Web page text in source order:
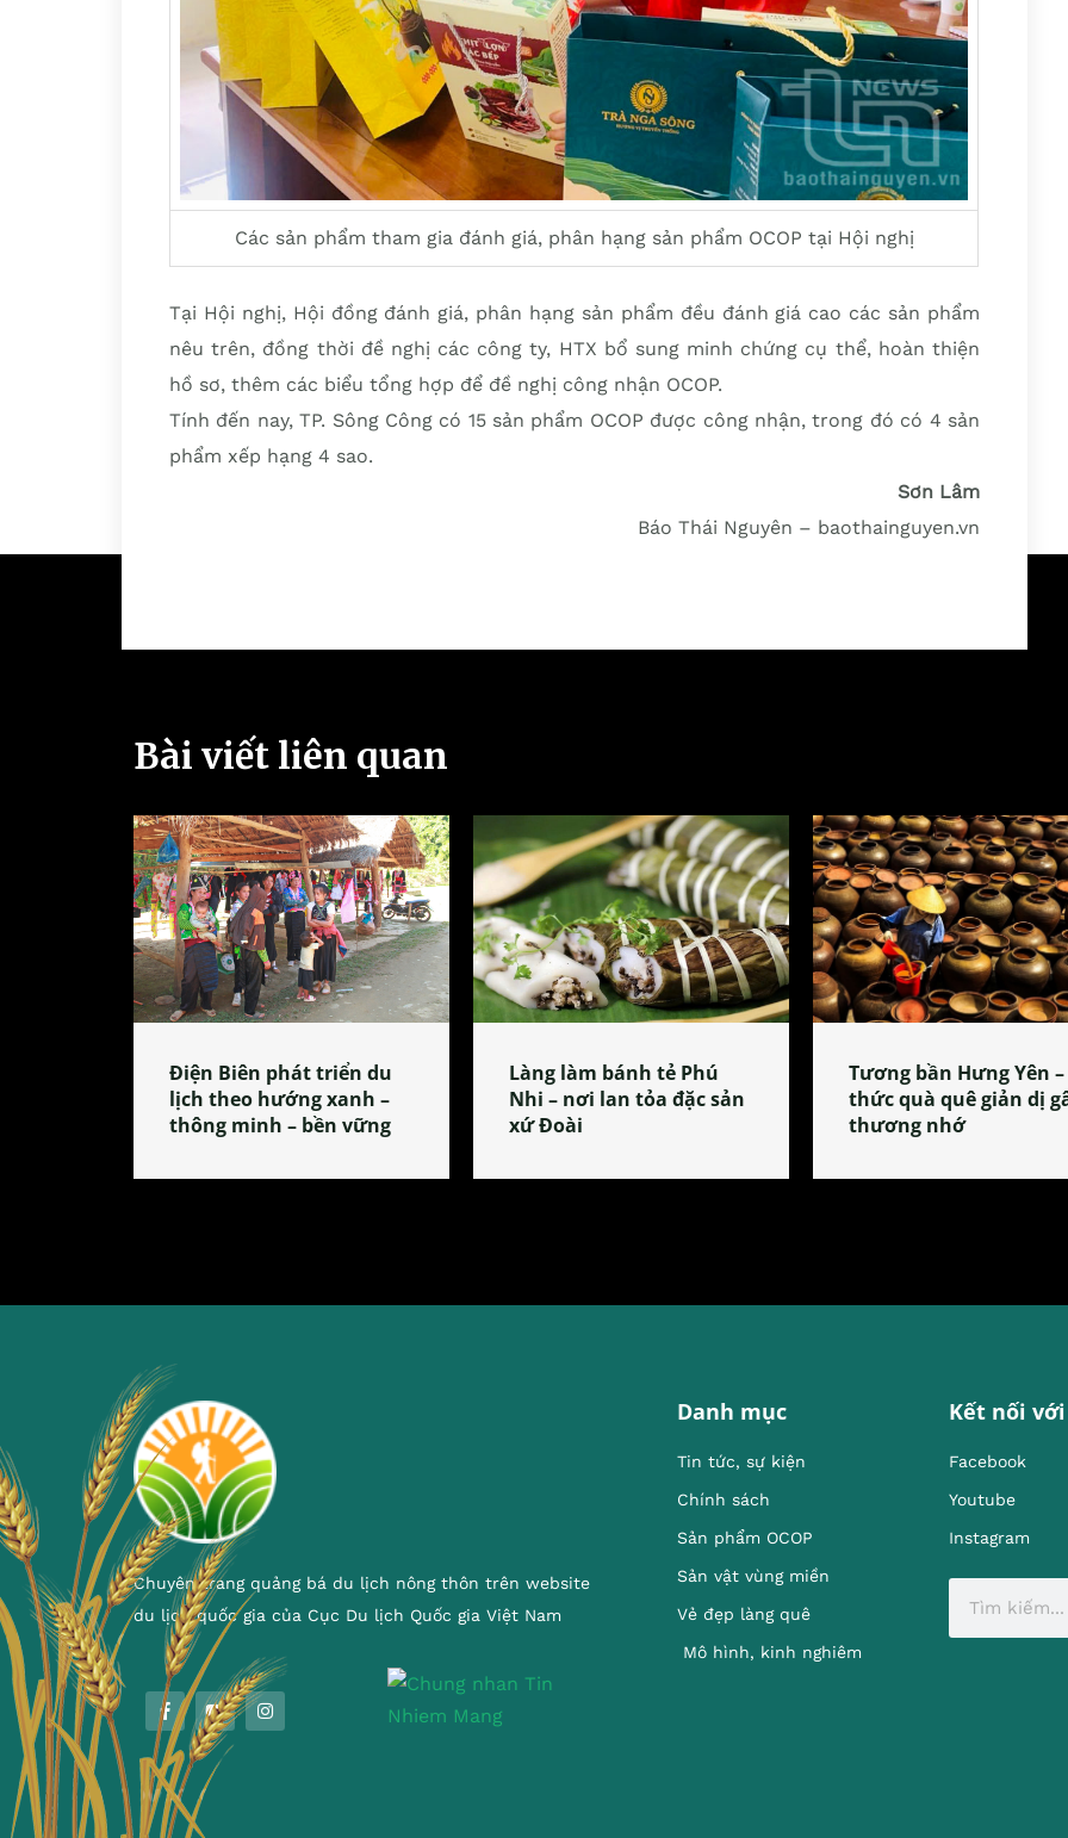
Các sản phẩm tham gia đánh giá, phân hạng sản phẩm OCOP tại Hội nghị
Tại Hội nghị, Hội đồng đánh giá, phân hạng sản phẩm đều đánh giá cao các sản phẩm
nêu trên, đồng thời đề nghị các công ty, HTX bổ sung minh chứng cụ thể, hoàn thiện
hồ sơ, thêm các biểu tổng hợp để đề nghị công nhận OCOP.
Tính đến nay, TP. Sông Công có 15 sản phẩm OCOP được công nhận, trong đó có 4 sản
phẩm xếp hạng 4 sao.
Sơn Lâm
Báo Thái Nguyên – baothainguyen.vn
Bài viết liên quan
Điện Biên phát triển du
lịch theo hướng xanh –
thông minh – bền vững
Làng làm bánh tẻ Phú
Nhi – nơi lan tỏa đặc sản
xứ Đoài
Tương bần Hưng Yên –
thức quà quê giản dị
thương nhớ
Chuyên trang quảng bá du lịch nông thôn trên website
du lịch quốc gia của Cục Du lịch Quốc gia Việt Nam
Danh mục
Tin tức, sự kiện
Chính sách
Sản phẩm OCOP
Sản vật vùng miền
Vẻ đẹp làng quê
Mô hình, kinh nghiêm
Kết nối
Facebook
Youtube
Instagram